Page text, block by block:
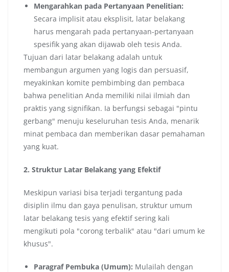
Mengarahkan pada Pertanyaan Penelitian:
Secara implisit atau eksplisit, latar belakang
harus mengarah pada pertanyaan-pertanyaan
spesifik yang akan dijawab oleh tesis Anda.
Tujuan dari latar belakang adalah untuk
membangun argumen yang logis dan persuasif,
meyakinkan komite pembimbing dan pembaca
bahwa penelitian Anda memiliki nilai ilmiah dan
praktis yang signifikan. Ia berfungsi sebagai "pintu
gerbang" menuju keseluruhan tesis Anda, menarik
minat pembaca dan memberikan dasar pemahaman
yang kuat.
2. Struktur Latar Belakang yang Efektif
Meskipun variasi bisa terjadi tergantung pada
disiplin ilmu dan gaya penulisan, struktur umum
latar belakang tesis yang efektif sering kali
mengikuti pola "corong terbalik" atau "dari umum ke
khusus".
Paragraf Pembuka (Umum): Mulailah dengan